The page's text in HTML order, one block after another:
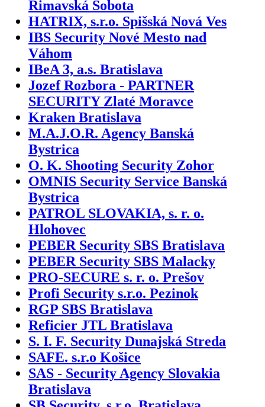
Rimavská Sobota
HATRIX, s.r.o. Spišská Nová Ves
IBS Security Nové Mesto nad
Váhom
IBeA 3, a.s. Bratislava
Jozef Rozbora - PARTNER
SECURITY Zlaté Moravce
Kraken Bratislava
M.A.J.O.R. Agency Banská
Bystrica
O. K. Shooting Security Zohor
OMNIS Security Service Banská
Bystrica
PATROL SLOVAKIA, s. r. o.
Hlohovec
PEBER Security SBS Bratislava
PEBER Security SBS Malacky
PRO-SECURE s. r. o. Prešov
Profi Security s.r.o. Pezinok
RGP SBS Bratislava
Reficier JTL Bratislava
S. I. F. Security Dunajská Streda
SAFE. s.r.o Košice
SAS - Security Agency Slovakia
Bratislava